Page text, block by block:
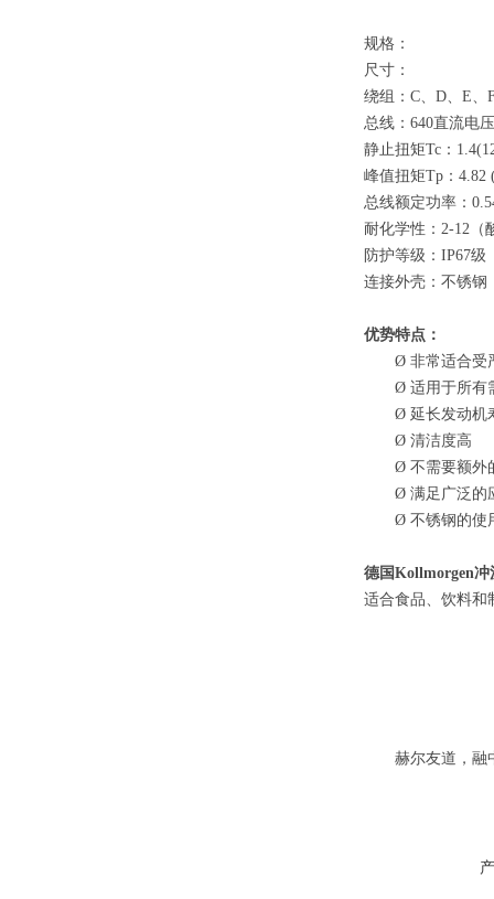
规格：
尺寸：
绕组： C、D、E、
总线： 640直流电压
静止扭矩Tc：
峰值扭矩Tp：4.82
总线额定功率：
耐化学性： 2-12（
防护等级： IP67级
连接外壳：不锈钢
优势特点：
Ø 非常适合受
Ø 适用于所有
Ø 延长发动机
Ø 清洁度高
Ø 不需要额外
Ø 满足广泛的
Ø 不锈钢的使
德国Kollmorgen冲
适合食品、饮料和
赫尔友道，融